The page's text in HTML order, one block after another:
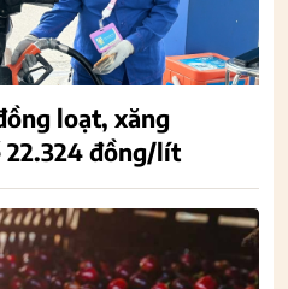
loạt, xăng
22.324 đồng/lít